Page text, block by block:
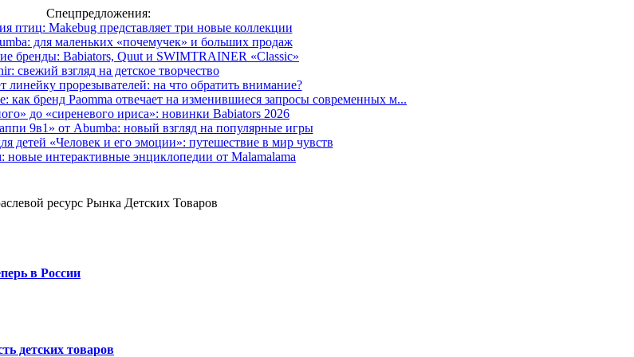
Спецпредложения:
птиц: Makebug представляет три новые коллекции
для маленьких «почемучек» и больших продаж
бренды: Babiators, Quut и SWIMTRAINER «Classic»
свежий взгляд на детское творчество
линейку прорезывателей: на что обратить внимание?
как бренд Paomma отвечает на изменившиеся запросы современных м...
до «сиреневого ириса»: новинки Babiators 2026
9в1» от Abumba: новый взгляд на популярные игры
детей «Человек и его эмоции»: путешествие в мир чувств
новые интерактивные энциклопедии от Malamalama
ресурс Рынка Детских Товаров
в России
детских товаров